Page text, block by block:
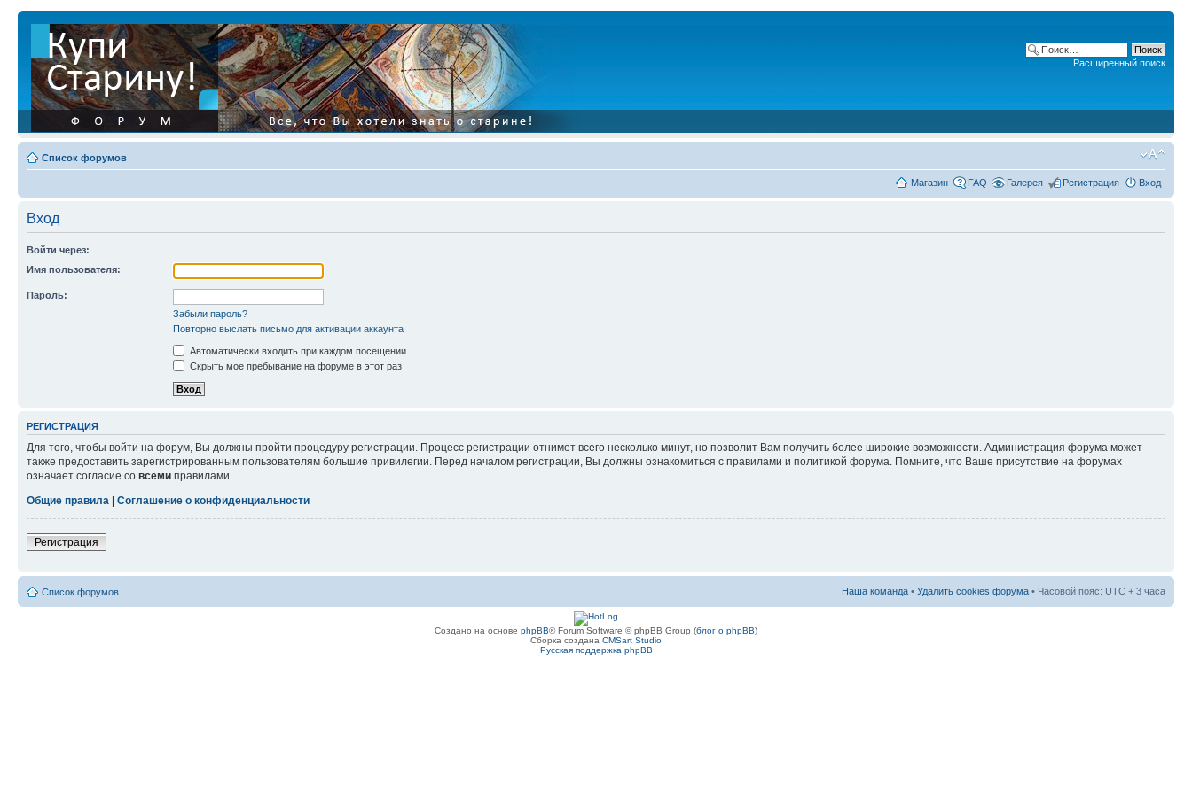
Расширенный поиск
Список форумов
Магазин FAQ Галерея Регистрация Вход
Вход
Войти через:
Имя пользователя:
Пароль:
Забыли пароль?
Повторно выслать письмо для активации аккаунта
Автоматически входить при каждом посещении
Скрыть мое пребывание на форуме в этот раз
РЕГИСТРАЦИЯ
Для того, чтобы войти на форум, Вы должны пройти процедуру регистрации. Процесс регистрации отнимет всего несколько минут, но позволит Вам получить более широкие возможности. Администрация форума может
также предоставить зарегистрированным пользователям большие привилегии. Перед началом регистрации, Вы должны ознакомиться с правилами и политикой форума. Помните, что Ваше присутствие на форумах
означает согласие со всеми правилами.
Общие правила | Соглашение о конфиденциальности
Регистрация
Список форумов Наша команда • Удалить cookies форума • Часовой пояс: UTC + 3 часа
Создано на основе phpBB® Forum Software © phpBB Group (блог о phpBB)
Сборка создана CMSart Studio
Русская поддержка phpBB